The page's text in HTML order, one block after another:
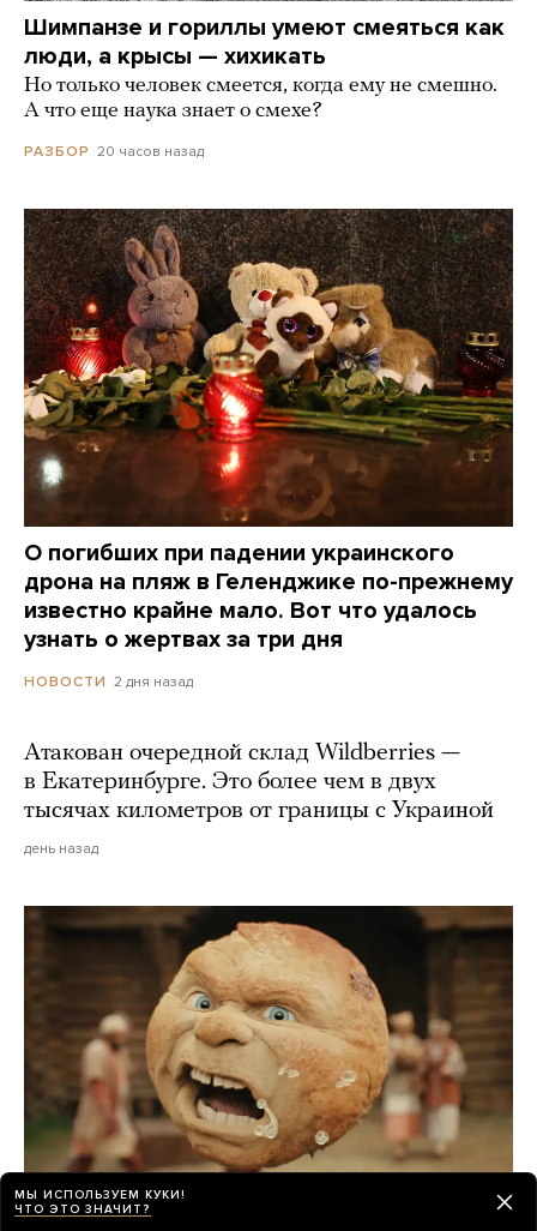
Шимпанзе и гориллы умеют смеяться как
люди, а крысы — хихикать
Но только человек смеется, когда ему не смешно.
А что еще наука знает о смехе?
РАЗБОР 20 часов назад
О погибших при падении украинского
дрона на пляж в Геленджике по-прежнему
известно крайне мало. Вот что удалось
узнать о жертвах за три дня
НОВОСТИ 2 дня назад
Атакован очередной склад Wildberries —
в Екатеринбурге. Это более чем в двух
тысячах километров от границы с Украиной
день назад
Российские прокатчики передвинули
МЫ ИСПОЛЬЗУЕМ КУКИ!
ЧТО ЭТО ЗНАЧИТ?